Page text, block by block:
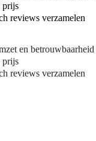
prijs
reviews verzamelen
en betrouwbaarheid
prijs
reviews verzamelen